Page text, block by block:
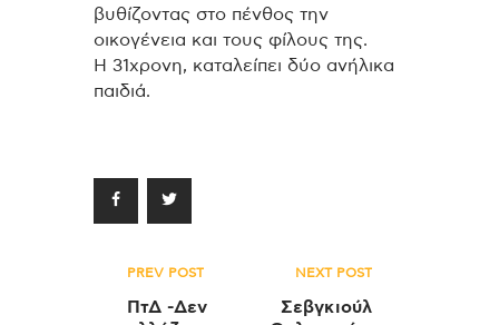
βυθίζοντας στο πένθος την
οικογένεια και τους φίλους της.
Η 31χρονη, καταλείπει δύο ανήλικα
παιδιά.
Πλοήγηση
άρθρων
PREV POST
ΠτΔ -Δεν
NEXT POST
Σεβγκιούλ